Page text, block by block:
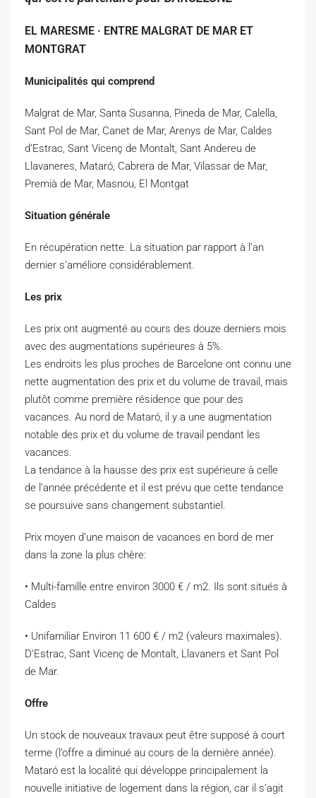
EL MARESME · ENTRE MALGRAT DE MAR ET
MONTGRAT
Municipalités qui comprend
Malgrat de Mar, Santa Susanna, Pineda de Mar, Calella,
Sant Pol de Mar, Canet de Mar, Arenys de Mar, Caldes
d’Estrac, Sant Vicenç de Montalt, Sant Andereu de
Llavaneres, Mataró, Cabrera de Mar, Vilassar de Mar,
Premià de Mar, Masnou, El Montgat
Situation générale
En récupération nette. La situation par rapport à l’an
dernier s’améliore considérablement.
Les prix
Les prix ont augmenté au cours des douze derniers mois
avec des augmentations supérieures à 5%.
Les endroits les plus proches de Barcelone ont connu une
nette augmentation des prix et du volume de travail, mais
plutôt comme première résidence que pour des
vacances. Au nord de Mataró, il y a une augmentation
notable des prix et du volume de travail pendant les
vacances.
La tendance à la hausse des prix est supérieure à celle
de l’année précédente et il est prévu que cette tendance
se poursuive sans changement substantiel.
Prix ​​moyen d’une maison de vacances en bord de mer
dans la zone la plus chère:
• Multi-famille entre environ 3000 € / m2. Ils sont situés à
Caldes
• Unifamiliar Environ 11 600 € / m2 (valeurs maximales).
D’Estrac, Sant Vicenç de Montalt, Llavaners et Sant Pol
de Mar.
Offre
Un stock de nouveaux travaux peut être supposé à court
terme (l’offre a diminué au cours de la dernière année).
Mataró est la localité qui développe principalement la
nouvelle initiative de logement dans la région, car il s’agit